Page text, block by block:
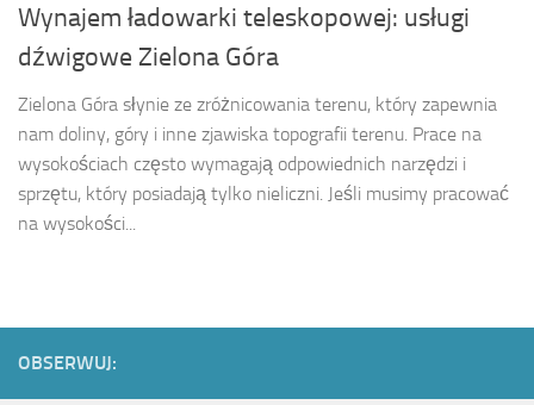
Wynajem ładowarki teleskopowej: usługi
dźwigowe Zielona Góra
Zielona Góra słynie ze zróżnicowania terenu, który zapewnia
nam doliny, góry i inne zjawiska topografii terenu. Prace na
wysokościach często wymagają odpowiednich narzędzi i
sprzętu, który posiadają tylko nieliczni. Jeśli musimy pracować
na wysokości...
OBSERWUJ: